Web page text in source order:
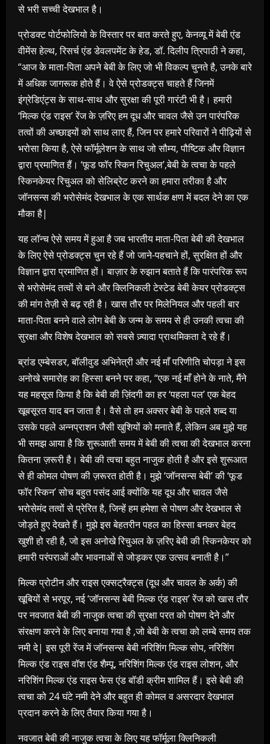
से भरी सच्ची देखभाल है।
प्रोडक्ट पोर्टफोलियो के विस्तार पर बात करते हुए, केनव्यू में बेबी एंड
वीमेंस हेल्थ, रिसर्च एंड डेवलपमेंट के हेड, डॉ. दिलीप त्रिपाठी ने कहा,
“आज के माता-पिता अपने बेबी के लिए जो भी विकल्प चुनते है, उनके बारे
में अधिक जागरूक होते हैं। वे ऐसे प्रोडक्ट्स चाहते हैं जिनमें
इंग्रेडिएंट्स के साथ-साथ और सुरक्षा की पूरी गारंटी भी है। हमारी
‘मिल्क एंड राइस’ रेंज के ज़रिए हम दूध और चावल जैसे उन पारंपरिक
तत्वों की अच्छाइयों को साथ लाए हैं, जिन पर हमारे परिवारों ने पीढ़ियों से
भरोसा किया है, ऐसे फॉर्मूलेशन के साथ जो सौम्य, पौष्टिक और विज्ञान
द्वारा प्रमाणित हैं। ‘फूड फॉर स्किन रिचुअल’,बेबी के त्वचा के पहले
स्किनकेयर रिचुअल को सेलिब्रेट करने का हमारा तरीका है और
जॉनसन्स की भरोसेमंद देखभाल के एक सार्थक क्षण में बदल देने का एक
मौका है|
यह लॉन्च ऐसे समय में हुआ है जब भारतीय माता-पिता बेबी की देखभाल
के लिए ऐसे प्रोडक्ट्स चुन रहे हैं जो जाने-पहचाने हों, सुरक्षित हों और
विज्ञान द्वारा प्रमाणित हों। बाज़ार के रुझान बताते हैं कि पारंपरिक रूप
से भरोसेमंद तत्वों से बने और क्लिनिकली टेस्टेड बेबी केयर प्रोडक्ट्स
की मांग तेज़ी से बढ़ रही है। खास तौर पर मिलेनियल और पहली बार
माता-पिता बनने वाले लोग बेबी के जन्म के समय से ही उनकी त्वचा की
सुरक्षा और विशेष देखभाल को सबसे ज़्यादा प्राथमिकता दे रहे हैं।
ब्रांड एम्बेसडर, बॉलीवुड अभिनेत्री और नई माँ परिणीति चोपड़ा ने इस
अनोखे समारोह का हिस्सा बनने पर कहा, “एक नई माँ होने के नाते, मैंने
यह महसूस किया है कि बेबी की ज़िंदगी का हर ‘पहला पल’ एक बेहद
खूबसूरत याद बन जाता है। वैसे तो हम अक्सर बेबी के पहले शब्द या
उसके पहले अन्नप्राशन जैसी खुशियों को मनाते हैं, लेकिन अब मुझे यह
भी समझ आया है कि शुरूआती समय में बेबी की त्वचा की देखभाल करना
कितना ज़रूरी है। बेबी की त्वचा बहुत नाजुक होती है और इसे शुरूआत
से ही कोमल पोषण की ज़रूरत होती है। मुझे ‘जॉनसन्स बेबी’ की ‘फूड
फॉर स्किन’ सोच बहुत पसंद आई क्योंकि यह दूध और चावल जैसे
भरोसेमंद तत्वों से प्रेरित है, जिन्हें हम हमेशा से पोषण और देखभाल से
जोड़ते हुए देखते हैं। मुझे इस बेहतरीन पहल का हिस्सा बनकर बेहद
खुशी हो रही है, जो इस अनोखे रिचुअल के ज़रिए बेबी की स्किनकेयर को
हमारी परंपराओं और भावनाओं से जोड़कर एक उत्सव बनाती है।”
मिल्क प्रोटीन और राइस एक्सट्रैक्ट्स (दूध और चावल के अर्क) की
खूबियों से भरपूर, नई ‘जॉनसन्स बेबी मिल्क एंड राइस’ रेंज को खास तौर
पर नवजात बेबी की नाजुक त्वचा की सुरक्षा परत को पोषण देने और
संरक्षण करने के लिए बनाया गया है ,जो बेबी के त्वचा को लम्बे समय तक
नमी दे| इस पूरी रेंज में जॉनसन्स बेबी नरिशिंग मिल्क सोप, नरिशिंग
मिल्क एंड राइस वॉश एंड शैम्पू, नरिशिंग मिल्क एंड राइस लोशन, और
नरिशिंग मिल्क एंड राइस फेस एंड बॉडी क्रीम शामिल हैं। इसे बेबी की
त्वचा को 24 घंटे नमी देने और बहुत ही कोमल व असरदार देखभाल
प्रदान करने के लिए तैयार किया गया है।
नवजात बेबी की नाजुक त्वचा के लिए यह फॉर्मूला क्लिनिकली